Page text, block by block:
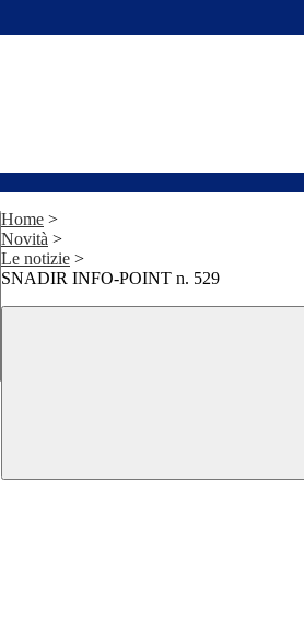
Home >
Novità >
Le notizie >
SNADIR INFO-POINT n. 529